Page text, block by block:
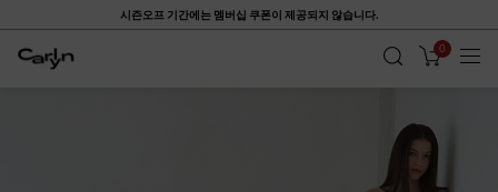
시즌오프 기간에는 멤버십 쿠폰이 제공되지 않습니다.
0